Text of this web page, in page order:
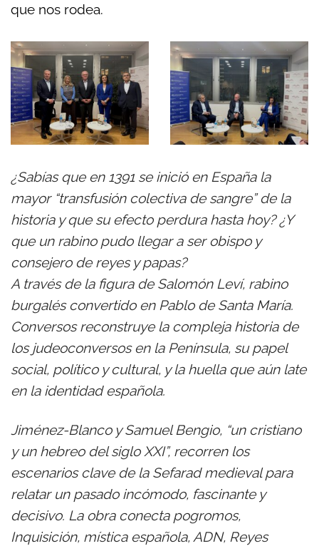
que nos rodea.
¿Sabías que en 1391 se inició en España la
mayor “transfusión colectiva de sangre” de la
historia y que su efecto perdura hasta hoy? ¿Y
que un rabino pudo llegar a ser obispo y
consejero de reyes y papas?
A través de la figura de Salomón Leví, rabino
burgalés convertido en Pablo de Santa María.
Conversos reconstruye la compleja historia de
los judeoconversos en la Península, su papel
social, político y cultural, y la huella que aún late
en la identidad española.
Jiménez-Blanco y Samuel Bengio, “un cristiano
y un hebreo del siglo XXI”, recorren los
escenarios clave de la Sefarad medieval para
relatar un pasado incómodo, fascinante y
decisivo. La obra conecta pogromos,
Inquisición, mística española, ADN, Reyes